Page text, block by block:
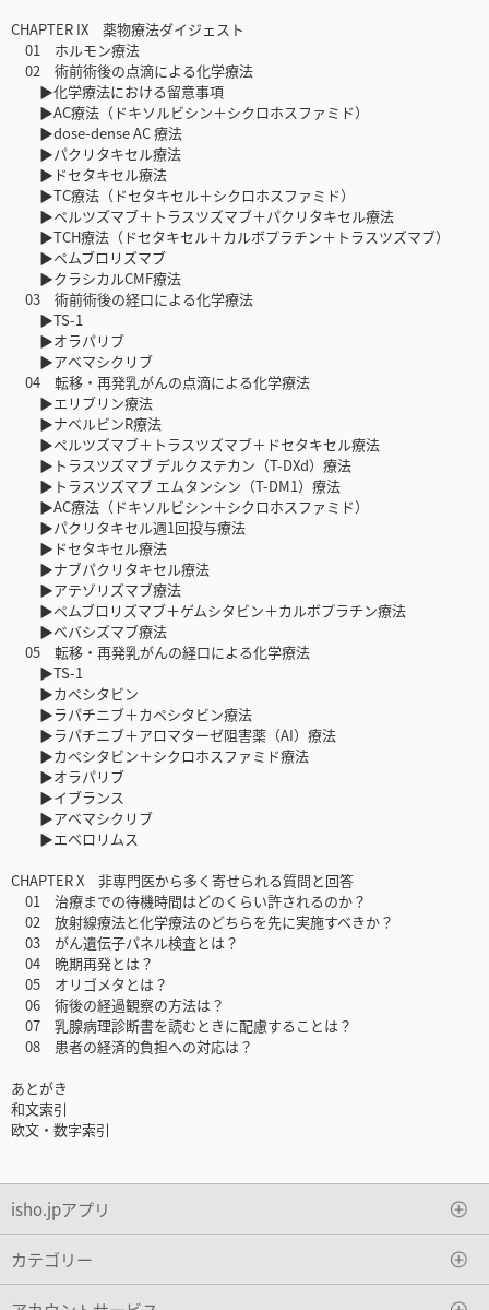
CHAPTER IX 薬物療法ダイジェスト
01 ホルモン療法
02 術前術後の点滴による化学療法
▶化学療法における留意事項
▶AC療法（ドキソルビシン＋シクロホスファミド）
▶dose-dense AC 療法
▶パクリタキセル療法
▶ドセタキセル療法
▶TC療法（ドセタキセル＋シクロホスファミド）
▶ペルツズマブ＋トラスツズマブ＋パクリタキセル療法
▶TCH療法（ドセタキセル＋カルボプラチン＋トラスツズマブ）
▶ペムブロリズマブ
▶クラシカルCMF療法
03 術前術後の経口による化学療法
▶TS-1
▶オラパリブ
▶アベマシクリブ
04 転移・再発乳がんの点滴による化学療法
▶エリブリン療法
▶ナベルビンR療法
▶ペルツズマブ＋トラスツズマブ＋ドセタキセル療法
▶トラスツズマブ デルクステカン（T-DXd）療法
▶トラスツズマブ エムタンシン（T-DM1）療法
▶AC療法（ドキソルビシン＋シクロホスファミド）
▶パクリタキセル週1回投与療法
▶ドセタキセル療法
▶ナブパクリタキセル療法
▶アテゾリズマブ療法
▶ペムブロリズマブ＋ゲムシタビン＋カルボプラチン療法
▶ベバシズマブ療法
05 転移・再発乳がんの経口による化学療法
▶TS-1
▶カペシタビン
▶ラパチニブ＋カペシタビン療法
▶ラパチニブ＋アロマターゼ阻害薬（AI）療法
▶カペシタビン＋シクロホスファミド療法
▶オラパリブ
▶イブランス
▶アベマシクリブ
▶エベロリムス
CHAPTER X 非専門医から多く寄せられる質問と回答
01 治療までの待機時間はどのくらい許されるのか？
02 放射線療法と化学療法のどちらを先に実施すべきか？
03 がん遺伝子パネル検査とは？
04 晩期再発とは？
05 オリゴメタとは？
06 術後の経過観察の方法は？
07 乳腺病理診断書を読むときに配慮することは？
08 患者の経済的負担への対応は？
あとがき
和文索引
欧文・数字索引
isho.jpアプリ
カテゴリー